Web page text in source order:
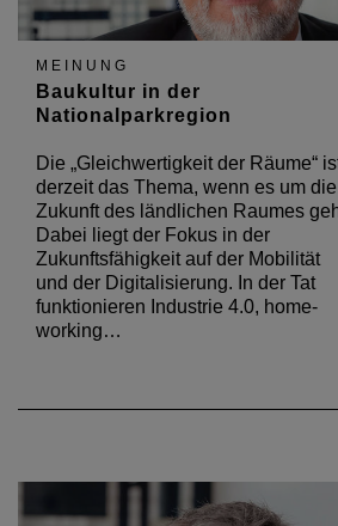
MEINUNG
Baukultur in der
Nationalparkregion
Die „Gleichwertigkeit der Räume“
derzeit das Thema, wenn es um die
Zukunft des ländlichen Raumes
Dabei liegt der Fokus in der
Zukunftsfähigkeit auf der Mobilität
und der Digitalisierung. In der Tat
funktionieren Industrie 4.0, home-
working…